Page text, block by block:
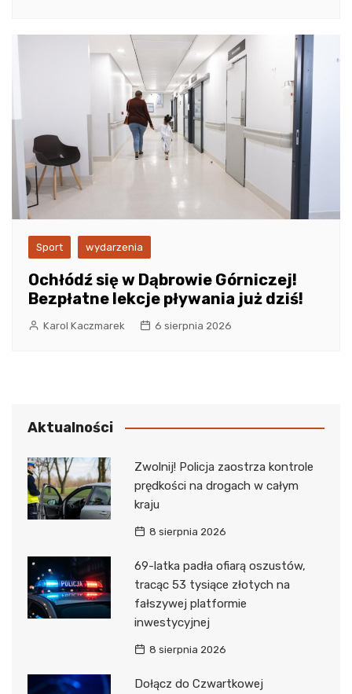
Sport wydarzenia
Ochłódź się w Dąbrowie Górniczej!
Bezpłatne lekcje pływania już dziś!
Karol Kaczmarek 6 sierpnia 2026
Aktualności
Zwolnij! Policja zaostrza kontrole
prędkości na drogach w całym
kraju
8 sierpnia 2026
69-latka padła ofiarą oszustów,
tracąc 53 tysiące złotych na
fałszywej platformie
inwestycyjnej
8 sierpnia 2026
Dołącz do Czwartkowej